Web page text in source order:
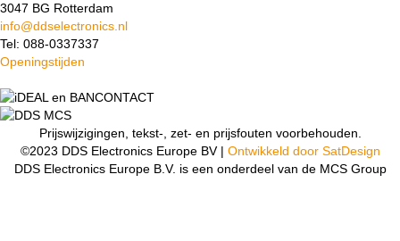
3047 BG Rotterdam
info@ddselectronics.nl
Tel: 088-0337337
Openingstijden
Prijswijzigingen, tekst-, zet- en prijsfouten voorbehouden.
©2023 DDS Electronics Europe BV | Ontwikkeld door SatDesign
DDS Electronics Europe B.V. is een onderdeel van de MCS Group